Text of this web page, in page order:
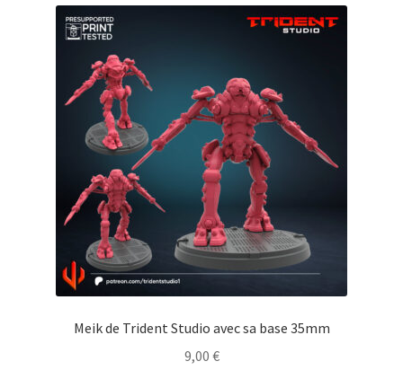
Meik de Trident Studio avec sa base 35mm
9,00 €